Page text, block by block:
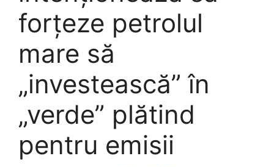
forțeze petrolul
mare să
„investească” în
„verde” plătind
pentru emisii